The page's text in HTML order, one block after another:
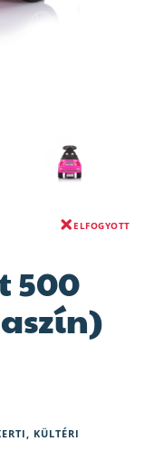
ELFOGYOTT
500
KÜLTÉRI